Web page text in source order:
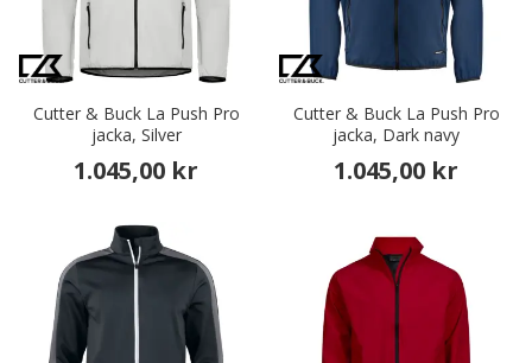
Cutter & Buck La Push Pro
jacka, Silver
1.045,00 kr
Cutter & Buck La Push Pro
jacka, Dark navy
1.045,00 kr